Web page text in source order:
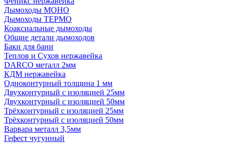
Дымоходы МОНО
Дымоходы ТЕРМО
Коаксиальные дымоходы
Общие детали дымоходов
Баки для бани
Теплов и Сухов нержавейка
DARCO металл 2мм
КДМ нержавейка
Одноконтурный толщина 1 мм
Двухконтурный с изоляцией 25мм
Двухконтурный с изоляцией 50мм
Трёхконтурный с изоляцией 25мм
Трёхконтурный с изоляцией 50мм
Варвара металл 3,5мм
Гефест чугунный